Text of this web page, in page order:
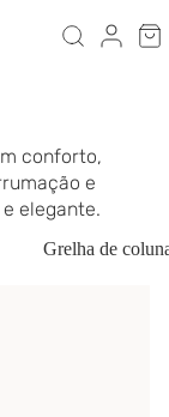
conforto,
e
elegante.
Grelha de